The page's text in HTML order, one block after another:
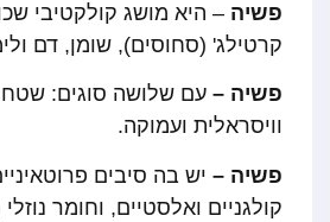
פשיה – היא מושג קולקטיבי
קרטילג' (סחוסים), שומן, דם
פשיה – עם שלושה סוגים:
וויסראלית ועמוקה.
פשיה – יש בה סיבים
קולגניים ואלסטיים, וחומר